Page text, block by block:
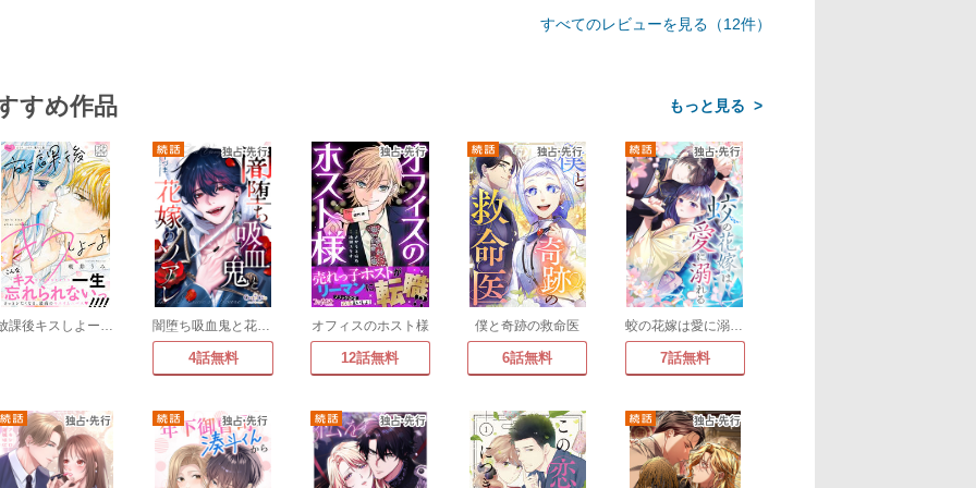
すべてのレビューを見る（12件）
すめ作品 >
放課後キスしよーよ プチデザ 闇堕ち吸血鬼と花嫁のソアレ
4話無料
オフィスのホスト様
12話無料
僕と奇跡の救命医
6話無料
蛟の花嫁は愛に溺れる
7話無料